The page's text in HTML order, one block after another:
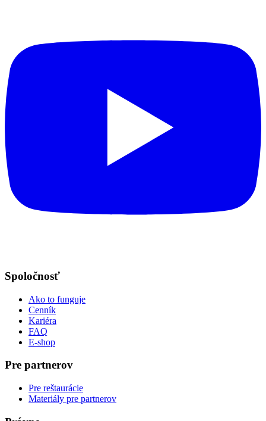
Spoločnosť
Ako to funguje
Cenník
Kariéra
FAQ
E-shop
Pre partnerov
Pre reštaurácie
Materiály pre partnerov